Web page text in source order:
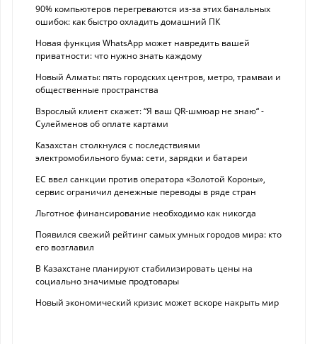
90% компьютеров перегреваются из-за этих банальных
ошибок: как быстро охладить домашний ПК
Новая функция WhatsApp может навредить вашей
приватности: что нужно знать каждому
Новый Алматы: пять городских центров, метро, трамваи и
общественные пространства
Взрослый клиент скажет: “Я ваш QR-шмюар не знаю“ -
Сулейменов об оплате картами
Казахстан столкнулся с последствиями
электромобильного бума: сети, зарядки и батареи
ЕС ввел санкции против оператора «Золотой Короны»,
сервис ограничил денежные переводы в ряде стран
Льготное финансирование необходимо как никогда
Появился свежий рейтинг самых умных городов мира: кто
его возглавил
В Казахстане планируют стабилизировать цены на
социально значимые продтовары
Новый экономический кризис может вскоре накрыть мир